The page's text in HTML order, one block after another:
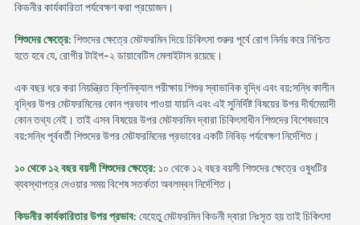
কিডনীর কার্যকারিতা পর্যবেক্ষণ করা প্রয়োজন।
শিশুদের ক্ষেত্রে: শিশুদের ক্ষেত্রে মেটফরমিন দিয়ে চিকিৎসা শুরুর পূর্বে রোগ নির্নয় করে নিশ্চিত
হতে হবে যে, রোগীর টাইপ-২ ডায়াবেটিস মেলাইটাস রয়েছে।
এক বছর ধরে করা নিয়ন্ত্রিত ক্লিনিক্যাল পরীক্ষায় শিশুর স্বাভাবিক বৃদ্ধি এবং বয়:সন্ধি কালীন
বৃদ্ধির উপর মেটফরমিনের কোন প্রভাব পাওয়া যায়নি এবং এই সুনির্দিষ্ট বিষয়ের উপর দীর্ঘমেয়াদী
কোন তথ্য নেই। তাই এসব বিষয়ের উপর মেটফরমিন দ্বারা চিকিৎসাধীন শিশুদের বিশেষভাবে
বয়:সন্ধি পূর্ববর্তী শিশুদের উপর মেটফরমিনের প্রভাবের একটি নিবিড় পর্যবেক্ষণ নির্দেশিত।
১০ থেকে ১২ বছর বয়সী শিশুদের ক্ষেত্রে: ১০ থেকে ১২ বছর বয়সী শিশুদের ক্ষেত্রে ওষুধটির
ব্যবস্থাপত্র দেওয়ার সময় বিশেষ সতর্কতা অবলম্বন নির্দেশিত।
কিডনীর কার্যকারিতার উপর প্রভাব: যেহেতু মেটফরমিন কিডনী দ্বারা নিঃসৃত হয় তাই চিকিৎসা